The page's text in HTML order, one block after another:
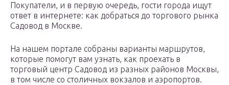
Покупатели, и в первую очередь, гости города ищут
ответ в интернете: как добраться до торгового рынка
Садовод в Москве.
На нашем портале собраны варианты маршрутов,
которые помогут вам узнать, как проехать в
торговый центр Садовод из разных районов Москвы,
в том числе со столичных вокзалов и аэропортов.